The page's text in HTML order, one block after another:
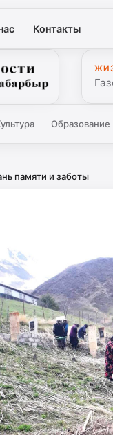
Контакты
Образование
памяти и заботы